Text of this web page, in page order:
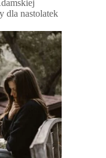
dla nastolatek